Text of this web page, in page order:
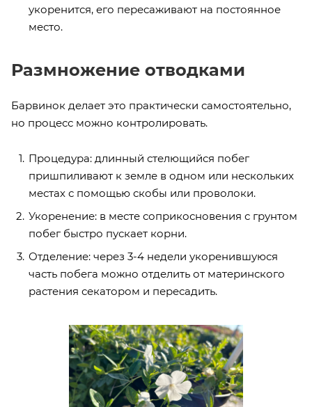
укоренится, его пересаживают на постоянное
место.
Размножение отводками
Барвинок делает это практически самостоятельно,
но процесс можно контролировать.
Процедура: длинный стелющийся побег
пришпиливают к земле в одном или нескольких
местах с помощью скобы или проволоки.
Укоренение: в месте соприкосновения с грунтом
побег быстро пускает корни.
Отделение: через 3-4 недели укоренившуюся
часть побега можно отделить от материнского
растения секатором и пересадить.